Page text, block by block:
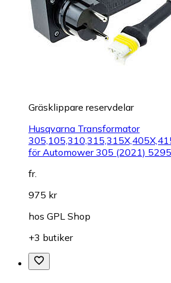
Gräsklippare reservdelar
Husqvarna Transformator
för Automower 305 (2021)
fr.
975 kr
hos GPL Shop
+3 butiker